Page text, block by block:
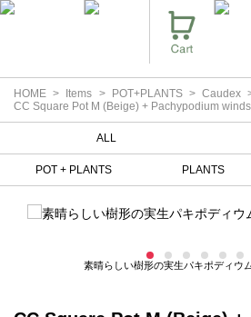
HOME Items POT+PLANTS
Caudex
CC Square Pot M (Beige) + Pachypodium
ALL
POT + PLANTS PLANTS
素晴らしい樹形の実生パキポディウ